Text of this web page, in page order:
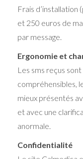
Frais
et 250 euros de
par message.
Ergonomie et
Les sms reçus
compréhensibles,
mieux présentés
et avec une
anormale.
Confidentialité